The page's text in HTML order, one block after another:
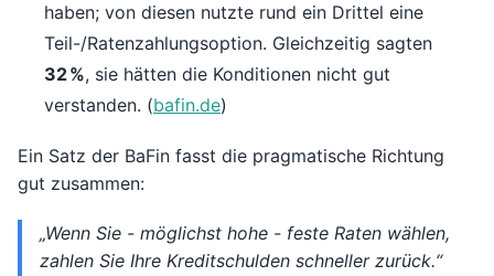
haben; von diesen nutzte rund ein Drittel eine
Teil-/Ratenzahlungsoption. Gleichzeitig sagten
32 %, sie hätten die Konditionen nicht gut
verstanden. (bafin.de)
Ein Satz der BaFin fasst die pragmatische Richtung
gut zusammen:
„Wenn Sie - möglichst hohe - feste Raten wählen,
zahlen Sie Ihre Kreditschulden schneller zurück.“